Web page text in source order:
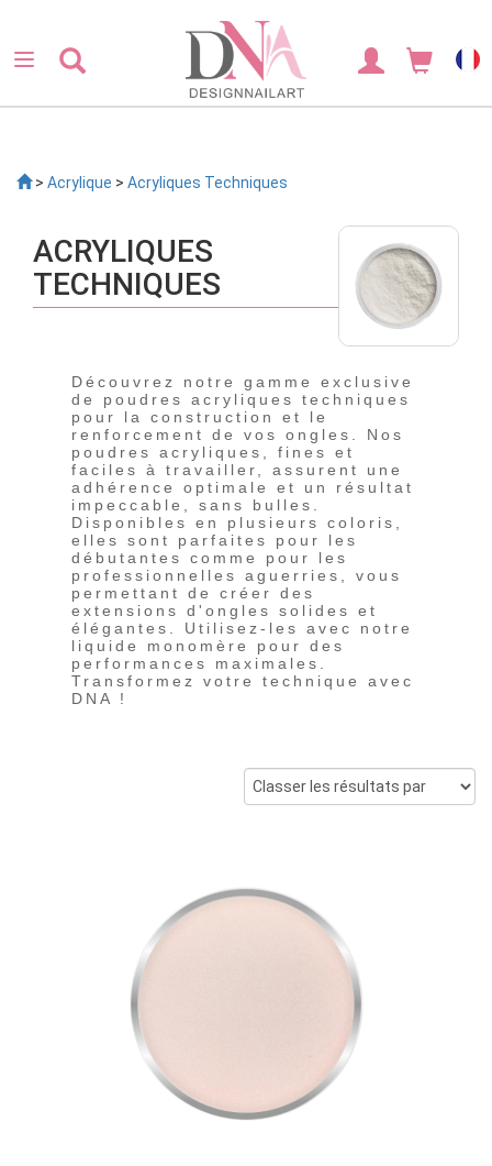
> Acrylique > Acryliques Techniques
ACRYLIQUES
TECHNIQUES
Découvrez notre gamme exclusive
de poudres acryliques techniques
pour la construction et le
renforcement de vos ongles. Nos
poudres acryliques, fines et
faciles à travailler, assurent une
adhérence optimale et un résultat
impeccable, sans bulles.
Disponibles en plusieurs coloris,
elles sont parfaites pour les
débutantes comme pour les
professionnelles aguerries, vous
permettant de créer des
extensions d'ongles solides et
élégantes. Utilisez-les avec notre
liquide monomère pour des
performances maximales.
Transformez votre technique avec
DNA !